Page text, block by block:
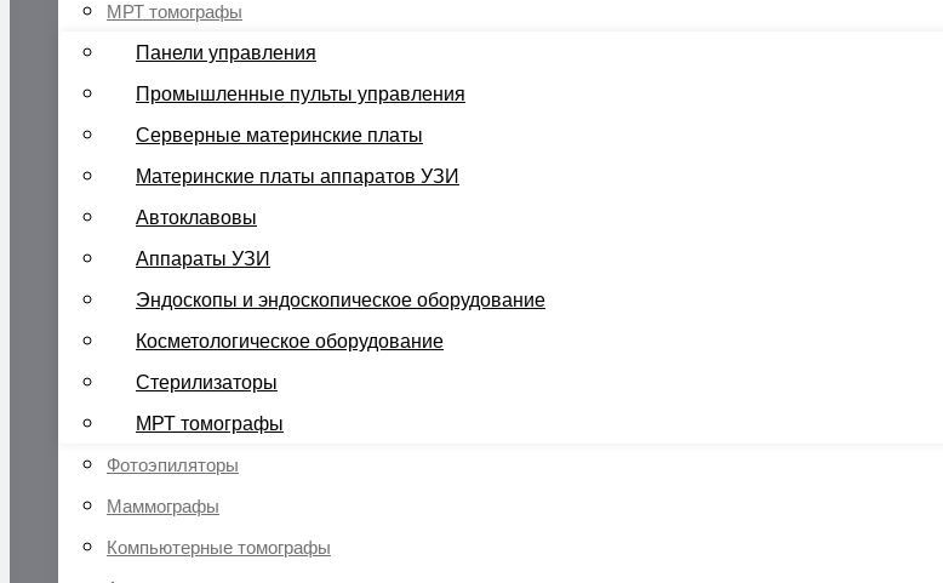
МРТ томографы
Панели управления
Промышленные пульты управления
Серверные материнские платы
Материнские платы аппаратов УЗИ
Автоклавовы
Аппараты УЗИ
Эндоскопы и эндоскопическое оборудование
Косметологическое оборудование
Стерилизаторы
МРТ томографы
Фотоэпиляторы
Маммографы
Компьютерные томографы